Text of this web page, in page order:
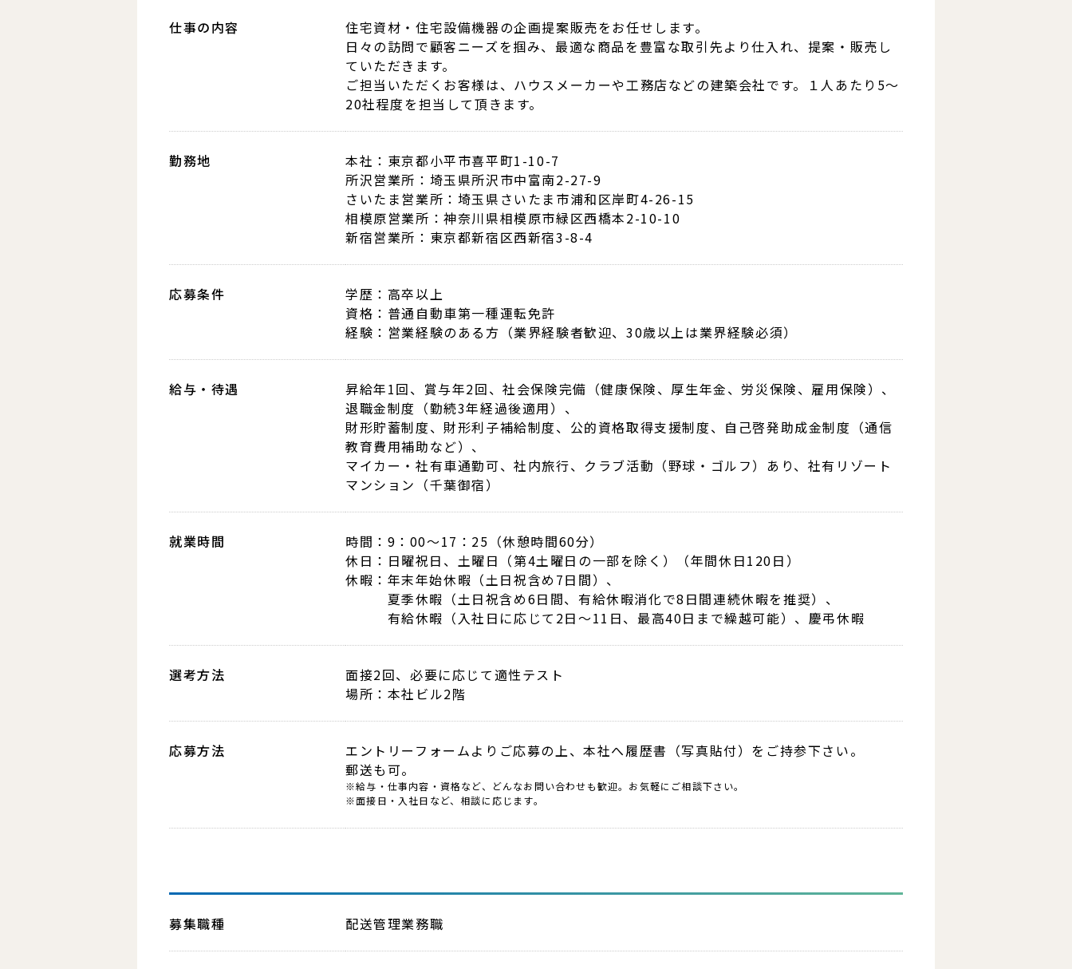
仕事の内容
住宅資材・住宅設備機器の企画提案販売をお任せします。
日々の訪問で顧客ニーズを掴み、最適な商品を豊富な取引先より仕入れ、提案・販売し
ていただきます。
ご担当いただくお客様は、ハウスメーカーや工務店などの建築会社です。１人あたり5～
20社程度を担当して頂きます。
勤務地
本社：東京都小平市喜平町1-10-7
所沢営業所：埼玉県所沢市中富南2-27-9
さいたま営業所：埼玉県さいたま市浦和区岸町4-26-15
相模原営業所：神奈川県相模原市緑区西橋本2-10-10
新宿営業所：東京都新宿区西新宿3-8-4
応募条件
学歴：高卒以上
資格：普通自動車第一種運転免許
経験：営業経験のある方（業界経験者歓迎、30歳以上は業界経験必須）
給与・待遇
昇給年1回、賞与年2回、社会保険完備（健康保険、厚生年金、労災保険、雇用保険）、
退職金制度（勤続3年経過後適用）、
財形貯蓄制度、財形利子補給制度、公的資格取得支援制度、自己啓発助成金制度（通信
教育費用補助など）、
マイカー・社有車通勤可、社内旅行、クラブ活動（野球・ゴルフ）あり、社有リゾート
マンション（千葉御宿）
就業時間 時間
9：00～17：25（休憩時間60分）
休日
日曜祝日、土曜日（第4土曜日の一部を除く）（年間休日120日）
休暇
年末年始休暇（土日祝含め7日間）、
夏季休暇（土日祝含め6日間、有給休暇消化で8日間連続休暇を推奨）、
有給休暇（入社日に応じて2日～11日、最高40日まで繰越可能）、慶弔休暇
選考方法
面接2回、必要に応じて適性テスト
場所：本社ビル2階
応募方法
エントリーフォームよりご応募の上、本社へ履歴書（写真貼付）をご持参下さい。
郵送も可。
※給与・仕事内容・資格など、どんなお問い合わせも歓迎。お気軽にご相談下さい。
※面接日・入社日など、相談に応じます。
募集職種 配送管理業務職